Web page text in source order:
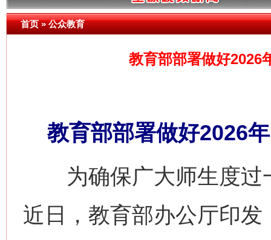
首页»公众教育
教育部部署做好2026
教育部部署做好2026
为确保广大师生度过
近日，教育部办公厅印